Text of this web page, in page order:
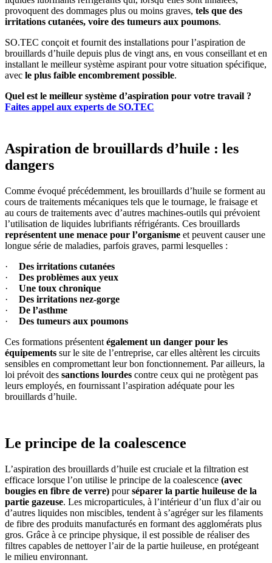
provoquent des dommages plus ou moins graves, tels que des
irritations cutanées, voire des tumeurs aux poumons.
SO.TEC conçoit et fournit des installations pour l’aspiration de
brouillards d’huile depuis plus de vingt ans, en vous conseillant et en
installant le meilleur système aspirant pour votre situation spécifique,
avec le plus faible encombrement possible.
Quel est le meilleur système d’aspiration pour votre travail ?
Faites appel aux experts de SO.TEC
Aspiration de brouillards d’huile : les
dangers
Comme évoqué précédemment, les brouillards d’huile se forment au
cours de traitements mécaniques tels que le tournage, le fraisage et
au cours de traitements avec d’autres machines-outils qui prévoient
l’utilisation de liquides lubrifiants réfrigérants. Ces brouillards
représentent une menace pour l’organisme et peuvent causer une
longue série de maladies, parfois graves, parmi lesquelles :
·
Des irritations cutanées
·
Des problèmes aux yeux
·
Une toux chronique
·
Des irritations nez-gorge
·
De l’asthme
·
Des tumeurs aux poumons
Ces formations présentent également un danger pour les
équipements sur le site de l’entreprise, car elles altèrent les circuits
sensibles en compromettant leur bon fonctionnement. Par ailleurs, la
loi prévoit des sanctions lourdes contre ceux qui ne protègent pas
leurs employés, en fournissant l’aspiration adéquate pour les
brouillards d’huile.
Le principe de la coalescence
L’aspiration des brouillards d’huile est cruciale et la filtration est
efficace lorsque l’on utilise le principe de la coalescence (avec
bougies en fibre de verre) pourséparer la partie huileuse de la
partie gazeuse. Les microparticules, à l’intérieur d’un flux d’air ou
d’autres liquides non miscibles, tendent à s’agréger sur les filaments
de fibre des produits manufacturés en formant des agglomérats plus
gros. Grâce à ce principe physique, il est possible de réaliser des
filtres capables de nettoyer l’air de la partie huileuse, en protégeant
le milieu environnant.